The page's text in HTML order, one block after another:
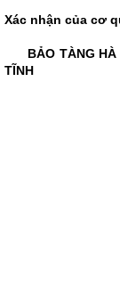
Xác nhận của cơ
BẢO
TĨNH